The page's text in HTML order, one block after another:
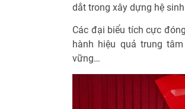
dắt trong xây dựng hệ
Các đại biểu tích cực
hành hiệu quả trung
vững…